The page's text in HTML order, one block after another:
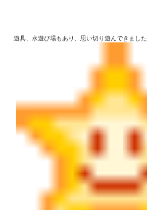
遊具、水遊び場もあり、思い切り遊んできました